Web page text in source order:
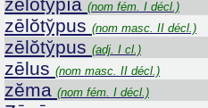
zēlŏty̆pĭa (nom fém. I décl.)
zēlŏty̆pus (nom masc. II décl.)
zēlŏty̆pus (adj. I cl.)
zēlus (nom masc. II décl.)
zĕma (nom fém. I décl.)